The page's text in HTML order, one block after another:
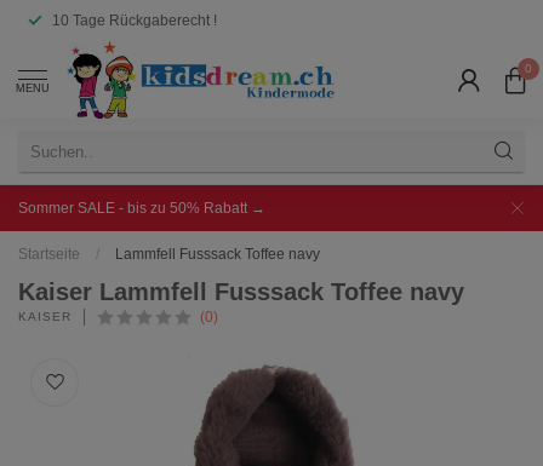
10 Tage Rückgaberecht !
MENU
0
Sommer SALE - bis zu 50% Rabatt →
Startseite / Lammfell Fusssack Toffee navy
Kaiser Lammfell Fusssack Toffee navy
KAISER (0)